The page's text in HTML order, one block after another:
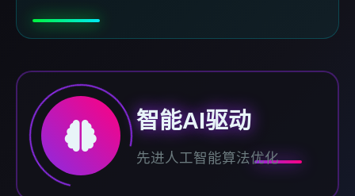
智能AI驱动
先进人工智能算法优化